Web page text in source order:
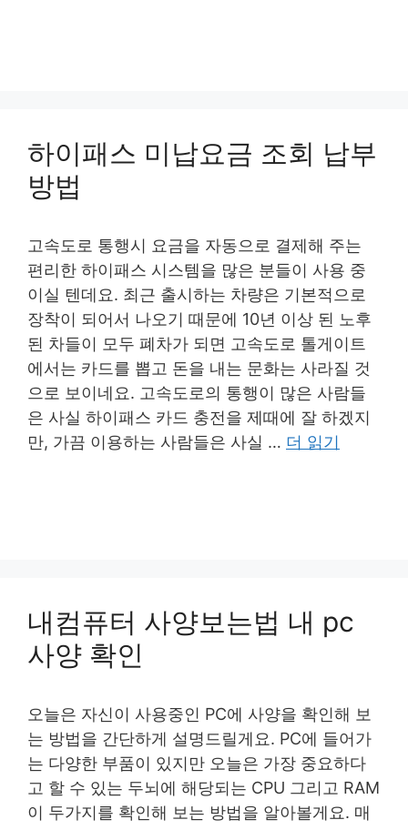
하이패스 미납요금 조회 납부
방법
고속도로 통행시 요금을 자동으로 결제해 주는
편리한 하이패스 시스템을 많은 분들이 사용 중
이실 텐데요. 최근 출시하는 차량은 기본적으로
장착이 되어서 나오기 때문에 10년 이상 된 노후
된 차들이 모두 폐차가 되면 고속도로 톨게이트
에서는 카드를 뽑고 돈을 내는 문화는 사라질 것
으로 보이네요. 고속도로의 통행이 많은 사람들
은 사실 하이패스 카드 충전을 제때에 잘 하겠지
만, 가끔 이용하는 사람들은 사실 … 더 읽기
내컴퓨터 사양보는법 내 pc
사양 확인
오늘은 자신이 사용중인 PC에 사양을 확인해 보
는 방법을 간단하게 설명드릴게요. PC에 들어가
는 다양한 부품이 있지만 오늘은 가장 중요하다
고 할 수 있는 두뇌에 해당되는 CPU 그리고 RAM
이 두가지를 확인해 보는 방법을 알아볼게요. 매